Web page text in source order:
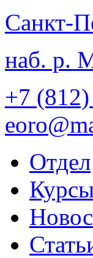
Санкт-
наб. р.
+7 (812)
Отдел